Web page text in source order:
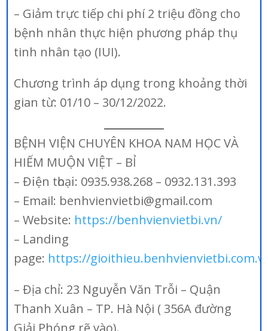
– Giảm trực tiếp chi phí 2 triệu đồng cho
bệnh nhân thực hiện phương pháp thụ
tinh nhân tạo (IUI).
Chương trình áp dụng trong khoảng thời
gian từ: 01/10 – 30/12/2022.
BỆNH VIỆN CHUYÊN KHOA NAM HỌC VÀ
HIẾM MUỘN VIỆT – BỈ
– Đ𝗂ện tһоạ𝗂: 0935.938.268 – 0932.131.393
– Email: benhvienvietbi@gmail.com
– Website: https://benhvienvietbi.vn/
– Landing
page: https://
– Địa chỉ: 23 Nguyễn Văn Trỗi – Quận
Thanh Xuân – TP. Hà Nội ( 356A đường
Giải Phóng rẽ vào).